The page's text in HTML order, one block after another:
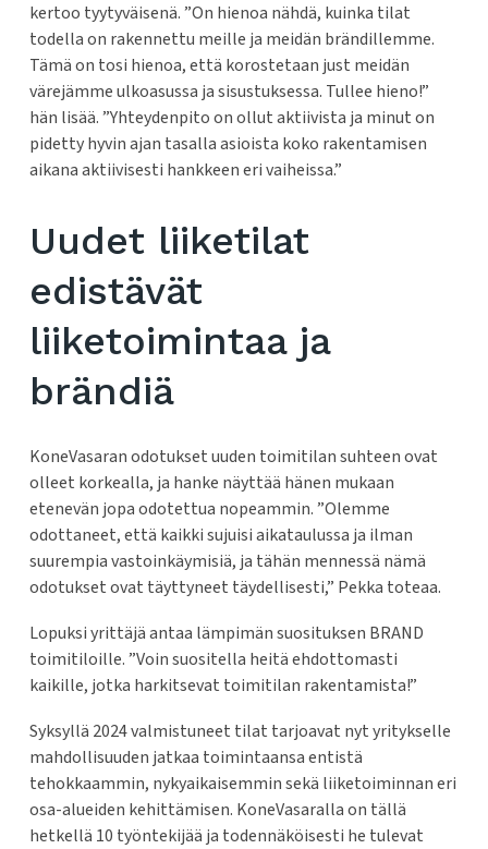
kertoo tyytyväisenä. ”On hienoa nähdä, kuinka tilat
todella on rakennettu meille ja meidän brändillemme.
Tämä on tosi hienoa, että korostetaan just meidän
värejämme ulkoasussa ja sisustuksessa. Tullee hieno!”
hän lisää. ”Yhteydenpito on ollut aktiivista ja minut on
pidetty hyvin ajan tasalla asioista koko rakentamisen
aikana aktiivisesti hankkeen eri vaiheissa.”
Uudet liiketilat
edistävät
liiketoimintaa ja
brändiä
KoneVasaran odotukset uuden toimitilan suhteen ovat
olleet korkealla, ja hanke näyttää hänen mukaan
etenevän jopa odotettua nopeammin. ”Olemme
odottaneet, että kaikki sujuisi aikataulussa ja ilman
suurempia vastoinkäymisiä, ja tähän mennessä nämä
odotukset ovat täyttyneet täydellisesti,” Pekka toteaa.
Lopuksi yrittäjä antaa lämpimän suosituksen BRAND
toimitiloille. ”Voin suositella heitä ehdottomasti
kaikille, jotka harkitsevat toimitilan rakentamista!”
Syksyllä 2024 valmistuneet tilat tarjoavat nyt yritykselle
mahdollisuuden jatkaa toimintaansa entistä
tehokkaammin, nykyaikaisemmin sekä liiketoiminnan eri
osa-alueiden kehittämisen. KoneVasaralla on tällä
hetkellä 10 työntekijää ja todennäköisesti he tulevat